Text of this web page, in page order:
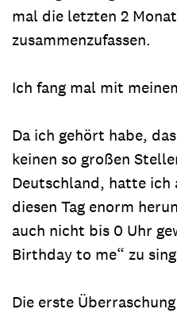
mal die letzten 2
zusammenzufassen.
Ich fang mal mit
Da ich gehört habe,
keinen so großen
Deutschland, hatte ich
diesen Tag enorm
auch nicht bis 0 Uhr
Birthday to me“ zu
Die erste